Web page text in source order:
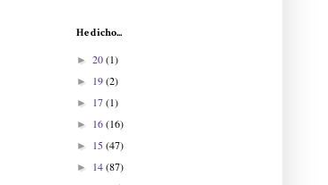
He dicho...
► 20(1)
► 19(2)
► 17(1)
► 16(16)
► 15(47)
► 14(87)